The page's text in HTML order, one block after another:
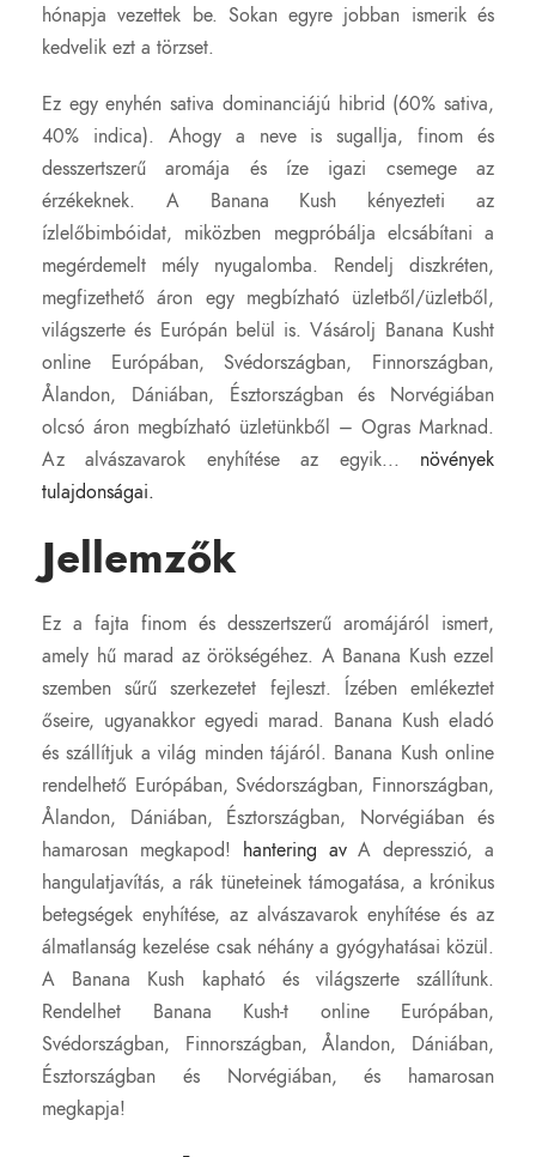
hónapja vezettek be. Sokan egyre jobban ismerik és
kedvelik ezt a törzset.
Ez egy enyhén sativa dominanciájú hibrid (60% sativa,
40% indica). Ahogy a neve is sugallja, finom és
desszertszerű aromája és íze igazi csemege az
érzékeknek. A Banana Kush kényezteti az
ízlelőbimbóidat, miközben megpróbálja elcsábítani a
megérdemelt mély nyugalomba. Rendelj diszkréten,
megfizethető áron egy megbízható üzletből/üzletből,
világszerte és Európán belül is. Vásárolj Banana Kusht
online Európában, Svédországban, Finnországban,
Ålandon, Dániában, Észtországban és Norvégiában
olcsó áron megbízható üzletünkből – Ogras Marknad.
Az alvászavarok enyhítése az egyik... növények
tulajdonságai.
Jellemzők
Ez a fajta finom és desszertszerű aromájáról ismert,
amely hű marad az örökségéhez. A Banana Kush ezzel
szemben sűrű szerkezetet fejleszt. Ízében emlékeztet
őseire, ugyanakkor egyedi marad. Banana Kush eladó
és szállítjuk a világ minden tájáról. Banana Kush online
rendelhető Európában, Svédországban, Finnországban,
Ålandon, Dániában, Észtországban, Norvégiában és
hamarosan megkapod! hantering avA depresszió, a
hangulatjavítás, a rák tüneteinek támogatása, a krónikus
betegségek enyhítése, az alvászavarok enyhítése és az
álmatlanság kezelése csak néhány a gyógyhatásai közül.
A Banana Kush kapható és világszerte szállítunk.
Rendelhet Banana Kush-t online Európában,
Svédországban, Finnországban, Ålandon, Dániában,
Észtországban és Norvégiában, és hamarosan
megkapja!